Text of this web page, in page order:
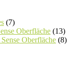
(7)
Oberfläche (13)
Oberfläche (8)